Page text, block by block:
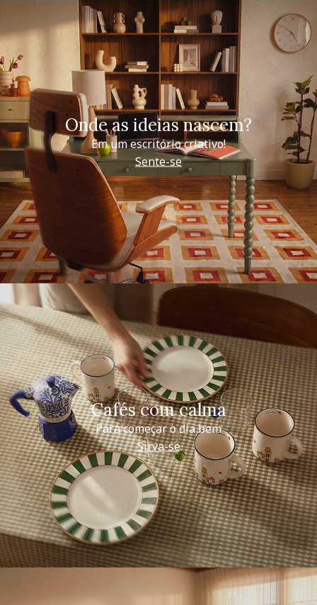
Onde as ideias nascem?
Em um escritório criativo!
Sente-se
Cafés com calma
Para começar o dia bem
Sirva-se